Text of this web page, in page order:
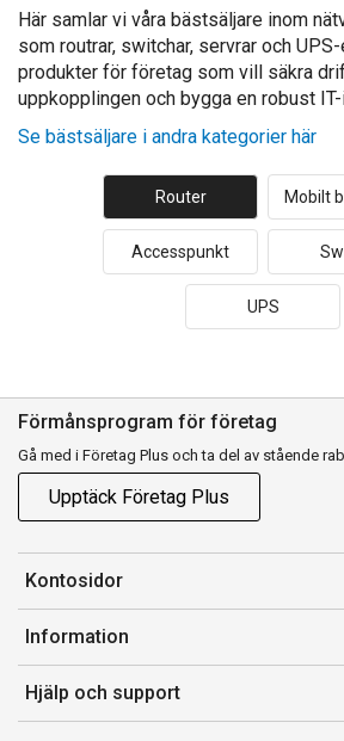
Här samlar vi våra bästsäljare inom
som routrar, switchar, servrar och
produkter för företag som vill säkra
uppkopplingen och bygga en robust
Se bästsäljare i andra kategorier här
Router Mobilt
Accesspunkt
UPS
Förmånsprogram för företag
Gå med i Företag Plus och ta del av stående
Upptäck Företag Plus
Kontosidor
Mina sidor
Orderhistorik
Fakturor & Kvitton
Information
Försäljningsvillkor
Villkor för Komplett Företag Plus
Hjälp och support